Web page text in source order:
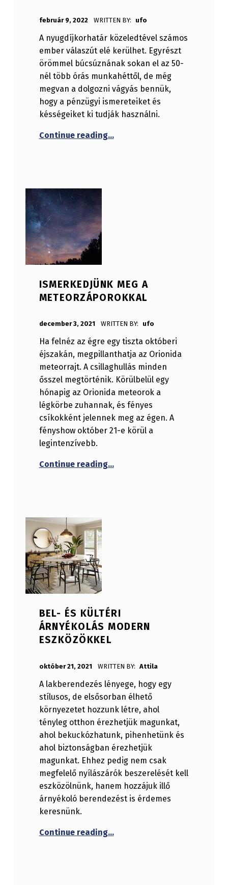
február 9, 2022 WRITTEN BY: ufo
A nyugdíjkorhatár közeledtével számos
ember válaszút elé kerülhet. Egyrészt
örömmel búcsúznának sokan el az 50-
nél több órás munkahéttől, de még
megvan a dolgozni vágyás bennük,
hogy a pénzügyi ismereteiket és
késségeiket ki tudják használni.
Continue reading…
ISMERKEDJÜNK MEG A
METEORZÁPOROKKAL
december 3, 2021 WRITTEN BY: ufo
Ha felnéz az égre egy tiszta októberi
éjszakán, megpillanthatja az Orionida
meteorrajt. A csillaghullás minden
ősszel megtörténik. Körülbelül egy
hónapig az Orionida meteorok a
légkörbe zuhannak, és fényes
csíkokként jelennek meg az égen. A
fényshow október 21-e körül a
legintenzívebb.
Continue reading…
BEL- ÉS KÜLTÉRI
ÁRNYÉKOLÁS MODERN
ESZKÖZÖKKEL
október 21, 2021 WRITTEN BY: Attila
A lakberendezés lényege, hogy egy
stílusos, de elsősorban élhető
környezetet hozzunk létre, ahol
tényleg otthon érezhetjük magunkat,
ahol bekuckózhatunk, pihenhetünk és
ahol biztonságban érezhetjük
magunkat. Ehhez pedig nem csak
megfelelő nyílászárók beszerelését kell
eszközölnünk, hanem hozzájuk illő
árnyékoló berendezést is érdemes
keresnünk.
Continue reading…